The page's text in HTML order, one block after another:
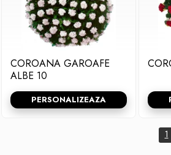
COROANA GAROAFE
ALBE 10
PERSONALIZEAZA
1